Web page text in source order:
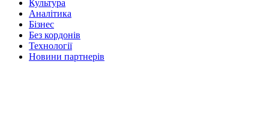
Культура
Аналітика
Бізнес
Без кордонів
Технології
Новини партнерів